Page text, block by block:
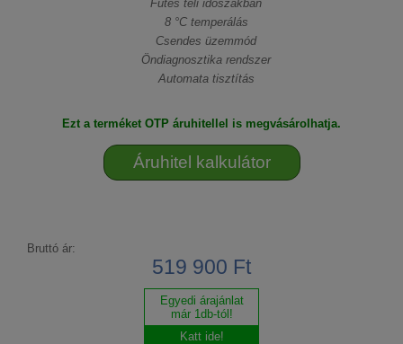
Fűtés téli időszakban
8 °C temperálás
Csendes üzemmód
Öndiagnosztika rendszer
Automata tisztítás
Ezt a terméket OTP áruhitellel is megvásárolhatja.
Áruhitel kalkulátor
Bruttó ár:
519 900 Ft
Egyedi árajánlat
már 1db-tól!
Katt ide!